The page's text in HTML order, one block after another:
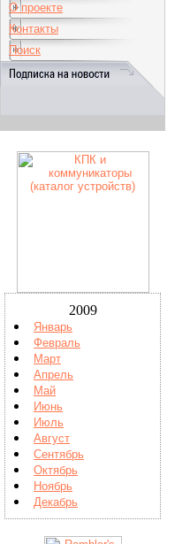
О проекте
Контакты
Поиск
2009
Январь
Февраль
Март
Апрель
Май
Июнь
Июль
Август
Сентябрь
Октябрь
Ноябрь
Декабрь